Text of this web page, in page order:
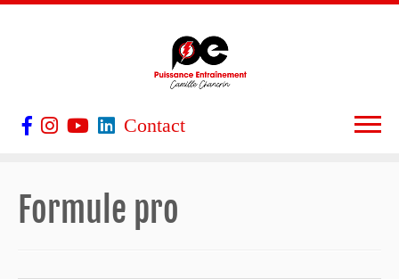
Contact
Formule pro